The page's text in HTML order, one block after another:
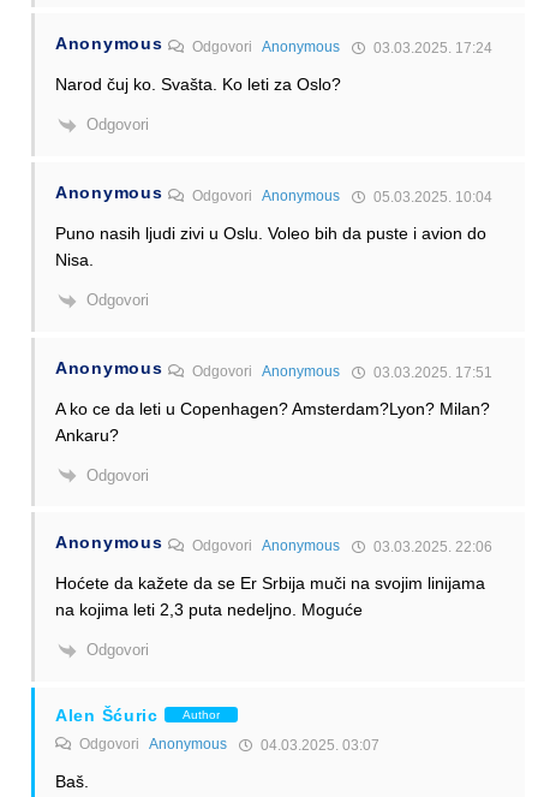
Anonymous OdgovoriAnonymous 03.03.2025. 17:24
Narod čuj ko. Svašta. Ko leti za Oslo?
Odgovori
Anonymous OdgovoriAnonymous 05.03.2025. 10:04
Puno nasih ljudi zivi u Oslu. Voleo bih da puste i avion do
Nisa.
Odgovori
Anonymous OdgovoriAnonymous 03.03.2025. 17:51
A ko ce da leti u Copenhagen? Amsterdam?Lyon? Milan?
Ankaru?
Odgovori
Anonymous OdgovoriAnonymous 03.03.2025. 22:06
Hoćete da kažete da se Er Srbija muči na svojim linijama
na kojima leti 2,3 puta nedeljno. Moguće
Odgovori
Alen Šćuric Author
Odgovori Anonymous 04.03.2025. 03:07
Baš.